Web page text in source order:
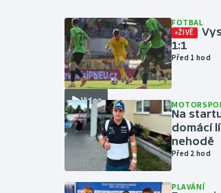
Video
FOTBAL
ŽIVĚ
1:1
Před 1 hod
Na
domácí
nehodě
Před 2 hod
PLAVÁNÍ